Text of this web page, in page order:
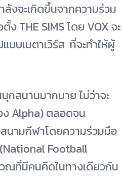
งจะเกิดขึ้นจากความร่วม
ง THE SIMS โดย VOX จะ
บบเมตาเวิร์ส ที่จะทำให้ผู้
สนานมากมาย ไม่ว่าจะ
ง Alpha) ตลอดจน
นามกีฬาโดยความร่วมมือ
Football
ณที่มีคนคิดในทางเดียวกัน